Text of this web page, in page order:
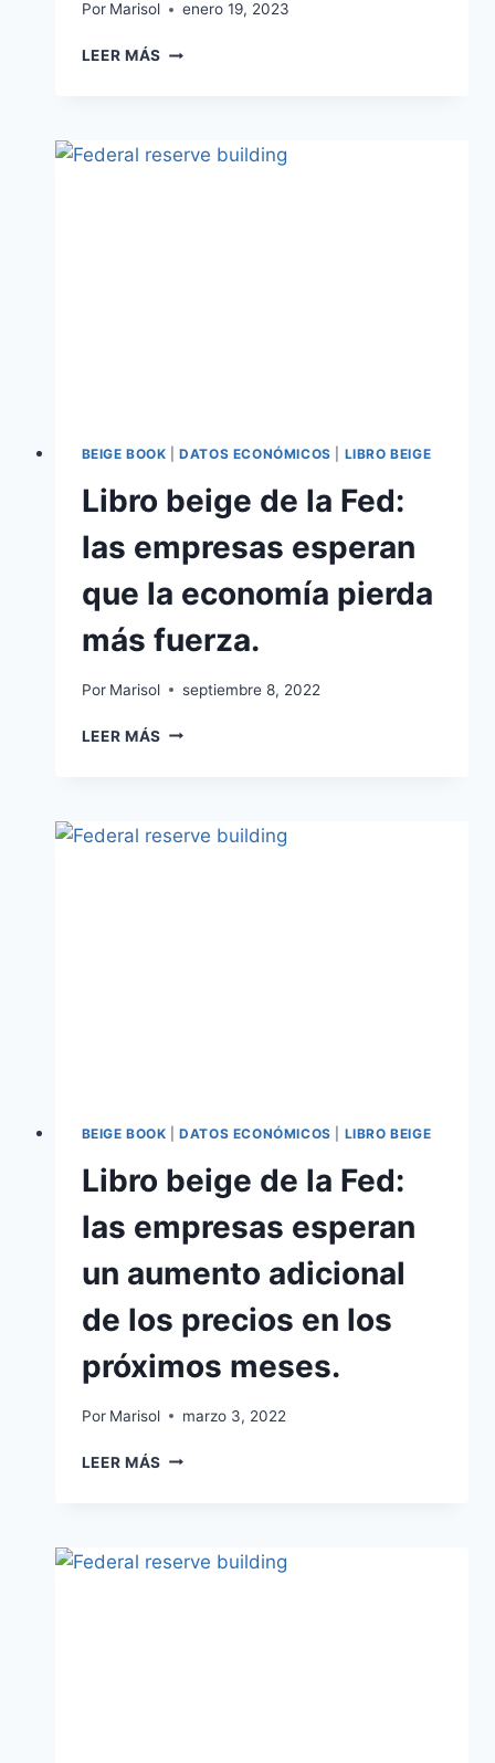
Por Marisol enero 19, 2023
LEER MÁS
BEIGE BOOK |DATOS ECONÓMICOS LIBRO BEIGE
Libro beige de la Fed:
las empresas esperan
que la economía pierda
más fuerza.
Por Marisol septiembre 8, 2022
LEER MÁS
BEIGE BOOK |DATOS ECONÓMICOS LIBRO BEIGE
Libro beige de la Fed:
las empresas esperan
un aumento adicional
de los precios en los
próximos meses.
Por Marisol marzo 3, 2022
LEER MÁS